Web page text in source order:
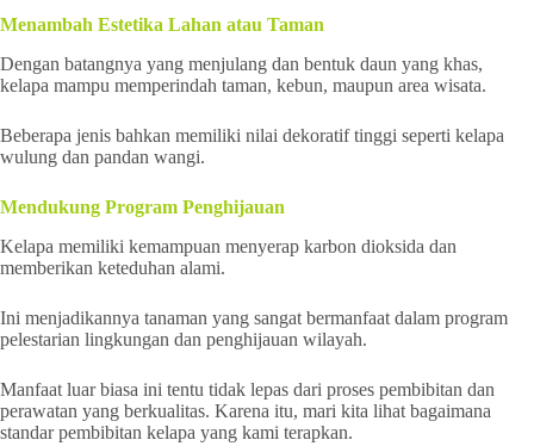
Menambah Estetika Lahan atau Taman
Dengan batangnya yang menjulang dan bentuk daun yang khas,
kelapa mampu memperindah taman, kebun, maupun area wisata.
Beberapa jenis bahkan memiliki nilai dekoratif tinggi seperti kelapa
wulung dan pandan wangi.
Mendukung Program Penghijauan
Kelapa memiliki kemampuan menyerap karbon dioksida dan
memberikan keteduhan alami.
Ini menjadikannya tanaman yang sangat bermanfaat dalam program
pelestarian lingkungan dan penghijauan wilayah.
Manfaat luar biasa ini tentu tidak lepas dari proses pembibitan dan
perawatan yang berkualitas. Karena itu, mari kita lihat bagaimana
standar pembibitan kelapa yang kami terapkan.